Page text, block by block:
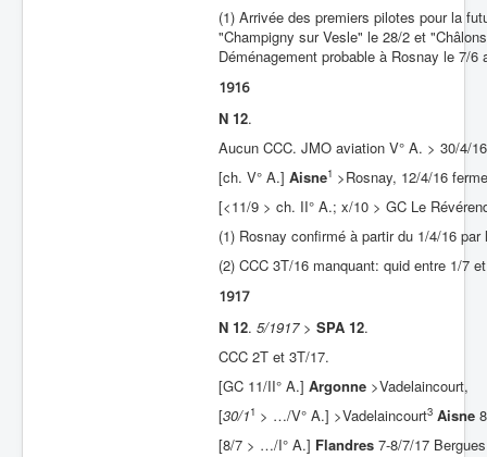
(1) Arrivée des premiers pilotes pour la
"Champigny sur Vesle" le 28/2 et
Déménagement probable à Rosnay le 7/
1916
N 12.
Aucun CCC. JMO aviation V° A. > 30/4/
[ch. V° A.] Aisne1 >Rosnay, 12/4/16
[<11/9 > ch. II° A.; x/10 > GC Le
(1) Rosnay confirmé à partir du 1/4/16
(2) CCC 3T/16 manquant: quid entre 1/7
1917
N 12. 5/1917> SPA 12.
CCC 2T et 3T/17.
[GC 11/II° A.] Argonne >Vadelaincourt,
[30/11 > …/V° A.] >Vadelaincourt3 Aisne
[8/7 > …/I° A.] Flandres 7-8/7/17